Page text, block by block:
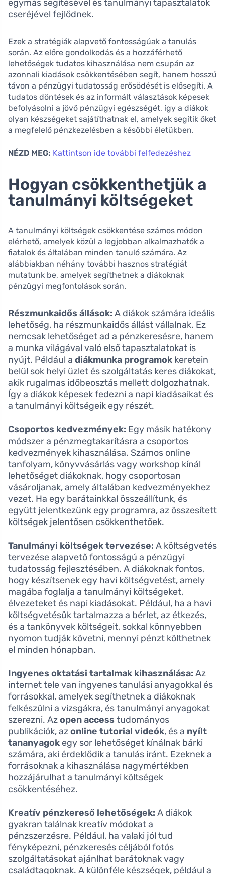
egymás segítésével és tanulmányi tapasztalatok
cseréjével fejlődnek.
Ezek a stratégiák alapvető fontosságúak a tanulás
során. Az előre gondolkodás és a hozzáférhető
lehetőségek tudatos kihasználása nem csupán az
azonnali kiadások csökkentésében segít, hanem hosszú
távon a pénzügyi tudatosság erősödését is elősegíti. A
tudatos döntések és az informált választások képesek
befolyásolni a jövő pénzügyi egészségét, így a diákok
olyan készségeket sajátíthatnak el, amelyek segítik őket
a megfelelő pénzkezelésben a későbbi életükben.
NÉZD MEG: Kattintson ide további felfedezéshez
Hogyan csökkenthetjük a
tanulmányi költségeket
A tanulmányi költségek csökkentése számos módon
elérhető, amelyek közül a legjobban alkalmazhatók a
fiatalok és általában minden tanuló számára. Az
alábbiakban néhány további hasznos stratégiát
mutatunk be, amelyek segíthetnek a diákoknak
pénzügyi megfontolások során.
Részmunkaidős állások: A diákok számára ideális
lehetőség, ha részmunkaidős állást vállalnak. Ez
nemcsak lehetőséget ad a pénzkeresésre, hanem
a munka világával való első tapasztalatokat is
nyújt. Például a diákmunka programok keretein
belül sok helyi üzlet és szolgáltatás keres diákokat,
akik rugalmas időbeosztás mellett dolgozhatnak.
Így a diákok képesek fedezni a napi kiadásaikat és
a tanulmányi költségeik egy részét.
Csoportos kedvezmények: Egy másik hatékony
módszer a pénzmegtakarításra a csoportos
kedvezmények kihasználása. Számos online
tanfolyam, könyvvásárlás vagy workshop kínál
lehetőséget diákoknak, hogy csoportosan
vásároljanak, amely általában kedvezményekhez
vezet. Ha egy barátainkkal összeállítunk, és
együtt jelentkezünk egy programra, az összesített
költségek jelentősen csökkenthetőek.
Tanulmányi költségek tervezése: A költségvetés
tervezése alapvető fontosságú a pénzügyi
tudatosság fejlesztésében. A diákoknak fontos,
hogy készítsenek egy havi költségvetést, amely
magába foglalja a tanulmányi költségeket,
élvezeteket és napi kiadásokat. Például, ha a havi
költségvetésük tartalmazza a bérlet, az étkezés,
és a tankönyvek költségeit, sokkal könnyebben
nyomon tudják követni, mennyi pénzt költhetnek
el minden hónapban.
Ingyenes oktatási tartalmak kihasználása: Az
internet tele van ingyenes tanulási anyagokkal és
forrásokkal, amelyek segíthetnek a diákoknak
felkészülni a vizsgákra, és tanulmányi anyagokat
szerezni. Azopen access tudományos
publikációk, azonline tutorial videók, és a nyílt
tananyagok egy sor lehetőséget kínálnak bárki
számára, aki érdeklődik a tanulás iránt. Ezeknek a
forrásoknak a kihasználása nagymértékben
hozzájárulhat a tanulmányi költségek
csökkentéséhez.
Kreatív pénzkereső lehetőségek: A diákok
gyakran találnak kreatív módokat a
pénzszerzésre. Például, ha valaki jól tud
fényképezni, pénzkeresés céljából fotós
szolgáltatásokat ajánlhat barátoknak vagy
családtagoknak. A különféle készségek, például a